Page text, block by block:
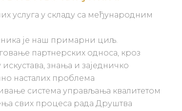
услуга у складу са међународним
је наш примарни циљ.
партнерских односа, кроз
знања и заједничко
насталих проблема
система управљања квалитетом
свих процеса рада Друштва